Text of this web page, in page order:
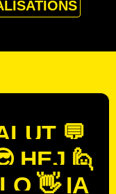
💬
HEJ 🙋
👋 IA